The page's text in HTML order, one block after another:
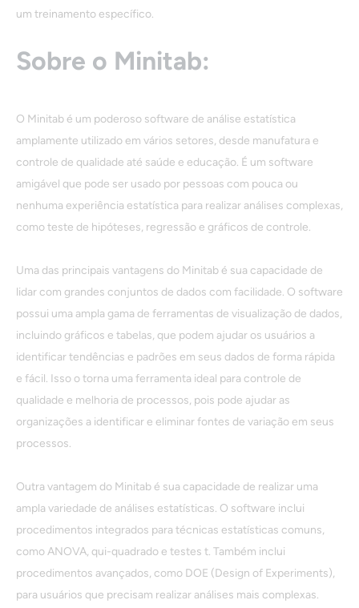
um treinamento específico.
Sobre o Minitab:
O Minitab é um poderoso software de análise estatística
amplamente utilizado em vários setores, desde manufatura e
controle de qualidade até saúde e educação. É um software
amigável que pode ser usado por pessoas com pouca ou
nenhuma experiência estatística para realizar análises complexas,
como teste de hipóteses, regressão e gráficos de controle.
Uma das principais vantagens do Minitab é sua capacidade de
lidar com grandes conjuntos de dados com facilidade. O software
possui uma ampla gama de ferramentas de visualização de dados,
incluindo gráficos e tabelas, que podem ajudar os usuários a
identificar tendências e padrões em seus dados de forma rápida
e fácil. Isso o torna uma ferramenta ideal para controle de
qualidade e melhoria de processos, pois pode ajudar as
organizações a identificar e eliminar fontes de variação em seus
processos.
Outra vantagem do Minitab é sua capacidade de realizar uma
ampla variedade de análises estatísticas. O software inclui
procedimentos integrados para técnicas estatísticas comuns,
como ANOVA, qui-quadrado e testes t. Também inclui
procedimentos avançados, como DOE (Design of Experiments),
para usuários que precisam realizar análises mais complexas.